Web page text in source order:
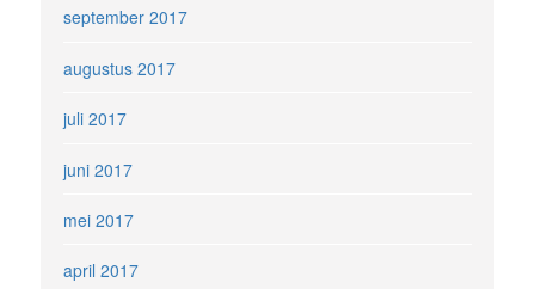
september 2017
augustus 2017
juli 2017
juni 2017
mei 2017
april 2017